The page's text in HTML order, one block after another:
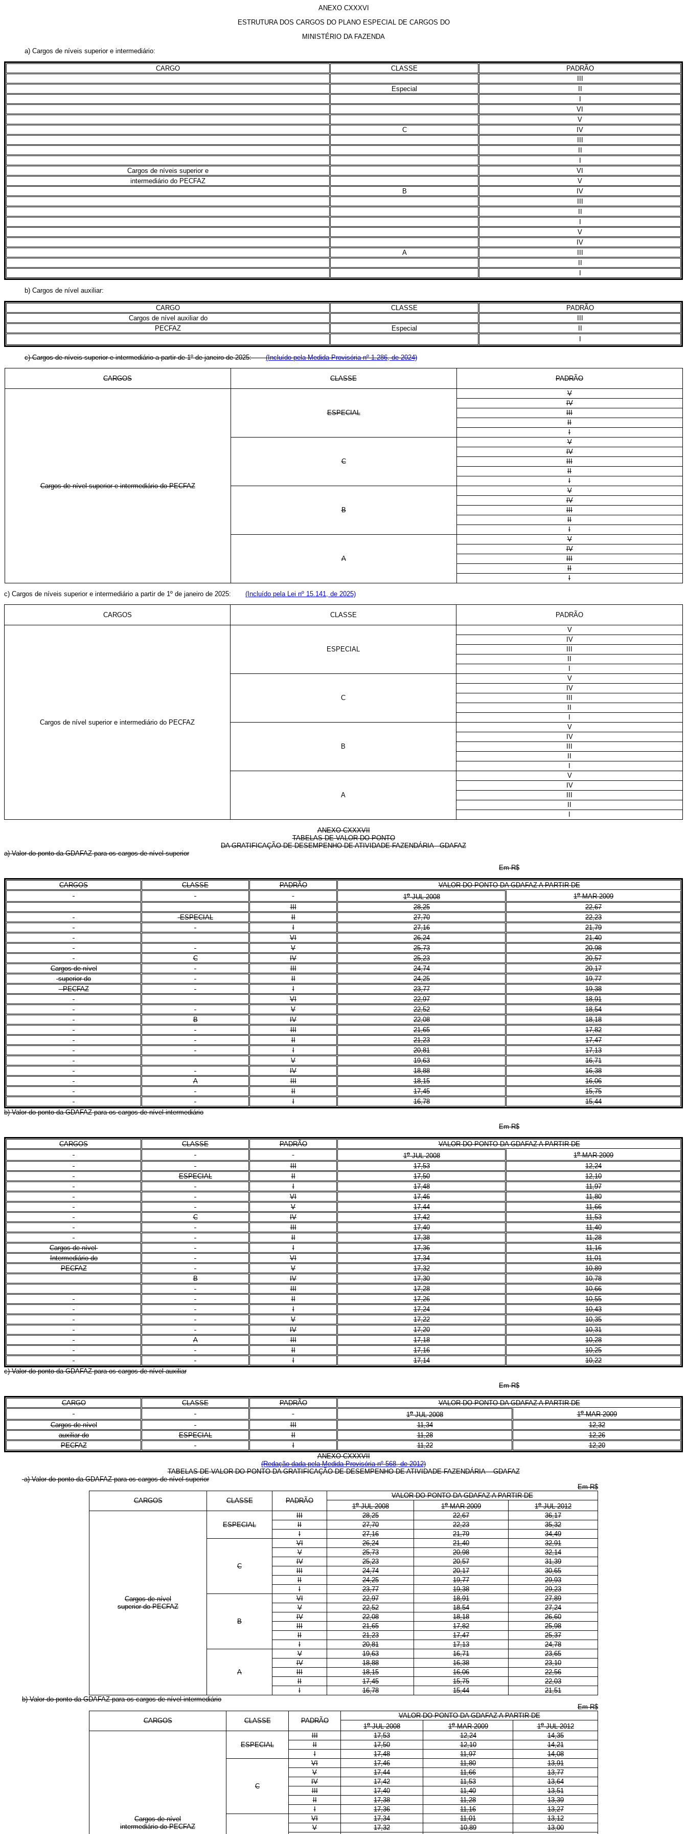
ANEXO CXXXVI
ESTRUTURA DOS CARGOS DO PLANO ESPECIAL DE CARGOS DO
MINISTÉRIO DA FAZENDA
a) Cargos de níveis superior e intermediário:
CARGO CLASSE
PADRÃO
Especial
VI
V
C
IV
Cargos de níveis superior e
VI
intermediário do PECFAZ
V
B
IV
V
IV
A
b) Cargos de nível auxiliar:
CARGO CLASSE
PADRÃO
Cargos de nível auxiliar do
PECFAZ
Especial
c) Cargos de níveis superior e intermediário a partir de 1º de janeiro de 2025:(Incluído pela Medida Provisória nº 1.286, de 2024)
CARGOS CLASSE PADRÃO
Cargos de nível superior e intermediário do PECFAZ
ESPECIAL
V
IV
III
II
I
C
V
IV
III
II
I
B
V
IV
III
II
I
A
V
IV
III
II
I
c) Cargos de níveis superior e intermediário a partir de 1º de janeiro de 2025: (Incluído pela Lei nº 15.141, de 2025)
CARGOS CLASSE PADRÃO
Cargos de nível superior e intermediário do PECFAZ
ESPECIAL
V
IV
C
V
IV
B
V
IV
A
V
IV
ANEXO CXXXVII
TABELAS DE VALOR DO PONTO
DA GRATIFICAÇÃO DE DESEMPENHO DE ATIVIDADE FAZENDÁRIA - GDAFAZ
a) Valor do ponto da GDAFAZ para os cargos de nível superior
Em R$
CARGOS CLASSE PADRÃO
VALOR DO PONTO DA GDAFAZ A PARTIR DE
1oJUL 2008 1oMAR 2009
III
28,25
22,67
ESPECIAL
II 27,70
22,23
I
27,16
21,79
VI
26,24
21,40
V
25,73
20,98
C
IV 25,23
20,57
Cargos de nível
III 24,74
20,17
superior do
II 24,25
19,77
PECFAZ
I 23,77
19,38
VI
22,97
18,91
V
22,52
18,54
B
IV 22,08
18,18
III
21,65
17,82
II
21,23
17,47
I
20,81
17,13
V
19,63
16,71
IV
18,88
16,38
A
III 18,15
16,06
II
17,45
15,75
I
16,78
15,44
b) Valor do ponto da GDAFAZ para os cargos de nível intermediário
Em R$
CARGOS CLASSE PADRÃO
VALOR DO PONTO DA GDAFAZ A PARTIR DE
1oJUL 2008 1oMAR 2009
III
17,53
12,24
ESPECIAL
II 17,50
12,10
I
17,48
11,97
VI
17,46
11,80
V
17,44
11,66
C
IV 17,42
11,53
III
17,40
11,40
II
17,38
11,28
Cargos de nível
I 17,36
11,16
Intermediário do
VI 17,34
11,01
PECFAZ
V 17,32
10,89
B
IV 17,30
10,78
III
17,28
10,66
II
17,26
10,55
I
17,24
10,43
V
17,22
10,35
IV
17,20
10,31
A
III 17,18
10,28
II
17,16
10,25
I
17,14
10,22
c) Valor do ponto da GDAFAZ para os cargos de nível auxiliar
Em R$
CARGO CLASSE PADRÃO
VALOR DO PONTO DA GDAFAZ A PARTIR DE
1oJUL 2008 1oMAR 2009
Cargos de nível
III 11,34
12,32
auxiliar do
ESPECIAL II 11,28
12,26
PECFAZ
I 11,22
12,20
ANEXO CXXXVII
(Redação dada pela Medida Provisória nº 568, de 2012)
TABELAS DE VALOR DO PONTO DA GRATIFICAÇÃO DE DESEMPENHO DE ATIVIDADE FAZENDÁRIA – GDAFAZ
a) Valor do ponto da GDAFAZ para os cargos de nível superior
Em R$
CARGOS
CLASSE PADRÃO
VALOR DO PONTO DA GDAFAZ A PARTIR DE
1oJUL 2008 1oMAR 2009 1oJUL 2012
Cargos de nível
superior do PECFAZ
ESPECIAL
III 28,25 22,67
36,17
II
27,70 22,23
35,32
I
27,16 21,79 34,49
C
VI 26,24 21,40
32,91
V
25,73 20,98
32,14
IV
25,23 20,57
31,39
III
24,74 20,17
30,65
II
24,25 19,77
29,93
I
23,77 19,38 29,23
B
VI 22,97 18,91
27,89
V
22,52 18,54
27,24
IV
22,08 18,18
26,60
III
21,65 17,82
25,98
II
21,23 17,47
25,37
I
20,81 17,13 24,78
A
V 19,63 16,71
23,65
IV
18,88 16,38
23,10
III
18,15 16,06
22,56
II
17,45 15,75
22,03
I
16,78 15,44
21,51
b) Valor do ponto da GDAFAZ para os cargos de nível intermediário
Em R$
CARGOS
CLASSE PADRÃO
VALOR DO PONTO DA GDAFAZ A PARTIR DE
1oJUL 2008 1oMAR 2009 1oJUL 2012
Cargos de nível
intermediário do PECFAZ
ESPECIAL
III 17,53 12,24
14,35
II
17,50 12,10
14,21
I
17,48 11,97 14,08
C
VI 17,46 11,80
13,91
V
17,44 11,66
13,77
IV
17,42 11,53
13,64
III
17,40 11,40
13,51
II
17,38 11,28
13,39
I
17,36 11,16
13,27
VI
17,34 11,01
13,12
V
17,32 10,89
13,00